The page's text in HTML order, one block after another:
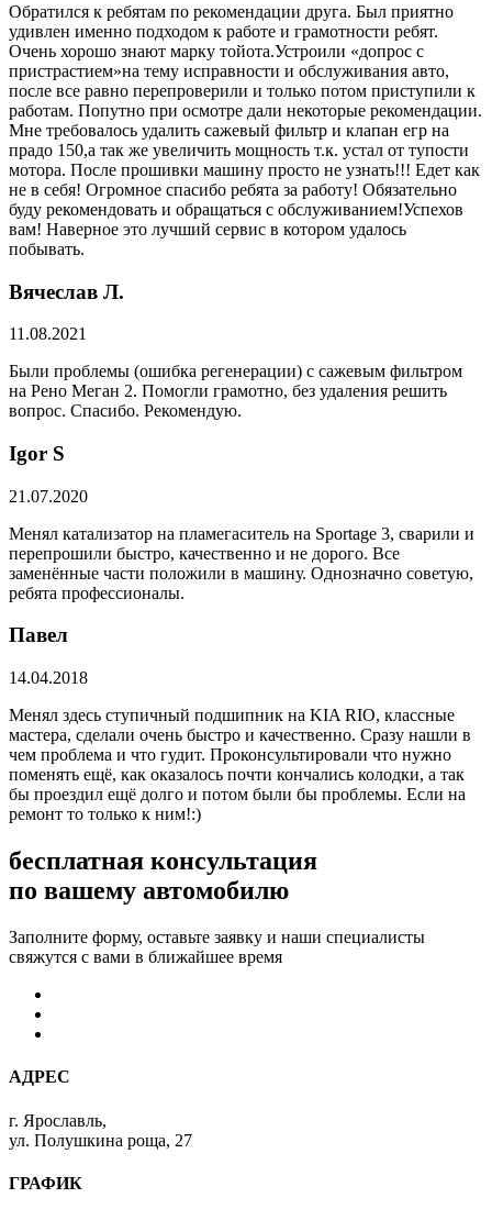
Обратился к ребятам по рекомендации друга. Был приятно
удивлен именно подходом к работе и грамотности ребят.
Очень хорошо знают марку тойота.Устроили «допрос с
пристрастием»на тему исправности и обслуживания авто,
после все равно перепроверили и только потом приступили к
работам. Попутно при осмотре дали некоторые рекомендации.
Мне требовалось удалить сажевый фильтр и клапан егр на
прадо 150,а так же увеличить мощность т.к. устал от тупости
мотора. После прошивки машину просто не узнать!!! Едет как
не в себя! Огромное спасибо ребята за работу! Обязательно
буду рекомендовать и обращаться с обслуживанием!Успехов
вам! Наверное это лучший сервис в котором удалось
побывать.
Вячеслав Л.
11.08.2021
Были проблемы (ошибка регенерации) с сажевым фильтром
на Рено Меган 2. Помогли грамотно, без удаления решить
вопрос. Спасибо. Рекомендую.
​Igor S
21.07.2020
Менял катализатор на пламегаситель на Sportage 3, сварили и
перепрошили быстро, качественно и не дорого. Все
заменённые части положили в машину. Однозначно советую,
ребята профессионалы.
Павел
14.04.2018
Менял здесь ступичный подшипник на KIA RIO, классные
мастера, сделали очень быстро и качественно. Сразу нашли в
чем проблема и что гудит. Проконсультировали что нужно
поменять ещё, как оказалось почти кончались колодки, а так
бы проездил ещё долго и потом были бы проблемы. Если на
ремонт то только к ним!:)
бесплатная консультация
по вашему автомобилю
Заполните форму, оставьте заявку и наши специалисты
свяжутся с вами в ближайшее время
АДРЕС
г. Ярославль,
ул. Полушкина роща, 27
ГРАФИК